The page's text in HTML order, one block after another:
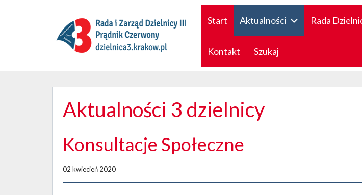
Start Aktualności Rada
Kontakt Szukaj
Aktualności 3 dzielnicy
Konsultacje Społeczne
02 kwiecień 2020